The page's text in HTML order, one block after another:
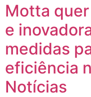
Motta
e
medidas
eficiência
Notícias